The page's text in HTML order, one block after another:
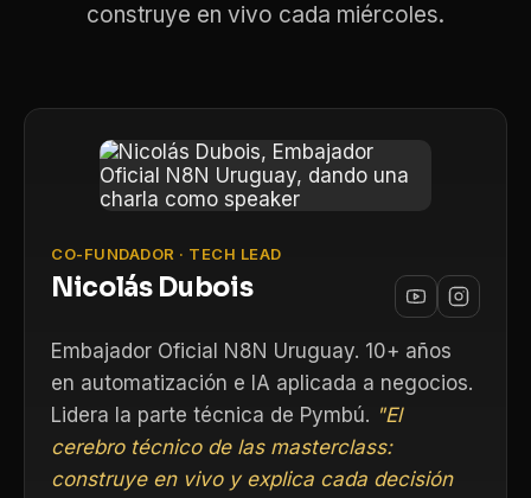
construye en vivo cada miércoles.
CO-FUNDADOR · TECH LEAD
Nicolás Dubois
Embajador Oficial N8N Uruguay. 10+ años
en automatización e IA aplicada a negocios.
Lidera la parte técnica de Pymbú. "El
cerebro técnico de las masterclass:
construye en vivo y explica cada decisión